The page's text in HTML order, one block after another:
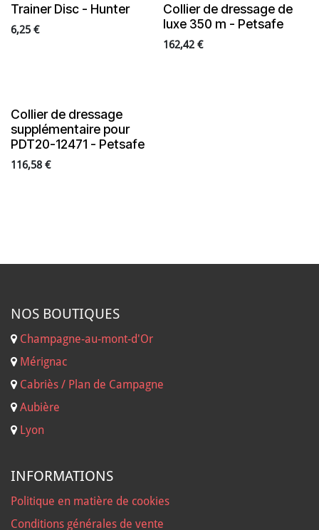
Trainer Disc - Hunter
6,25 €
Collier de dressage de
luxe 350 m - Petsafe
162,42€
Collier de dressage
supplémentaire pour
PDT20-12471 - Petsafe
116,58 €
NOS BOUTIQUES
Champagne-au-mont-d'Or
Mérignac
Cabriès / Plan de Campagne
Aubière
Lyon
INFORMATIONS
Politique en matière de cookies
Conditions générales de vente